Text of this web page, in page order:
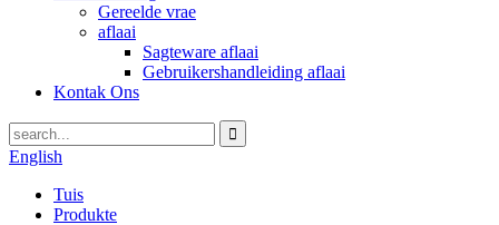
Gereelde vrae
aflaai
Sagteware aflaai
Gebruikershandleiding aflaai
Kontak Ons
English
Tuis
Produkte